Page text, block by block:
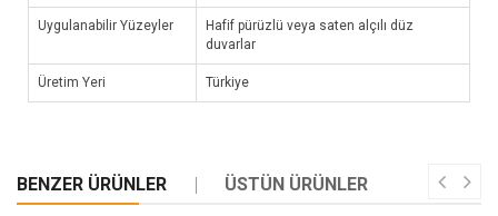
Uygulanabilir Yüzeyler
Hafif pürüzlü veya saten alçılı düz
duvarlar
Üretim Yeri Türkiye
BENZER ÜRÜNLER ÜSTÜN ÜRÜNLER